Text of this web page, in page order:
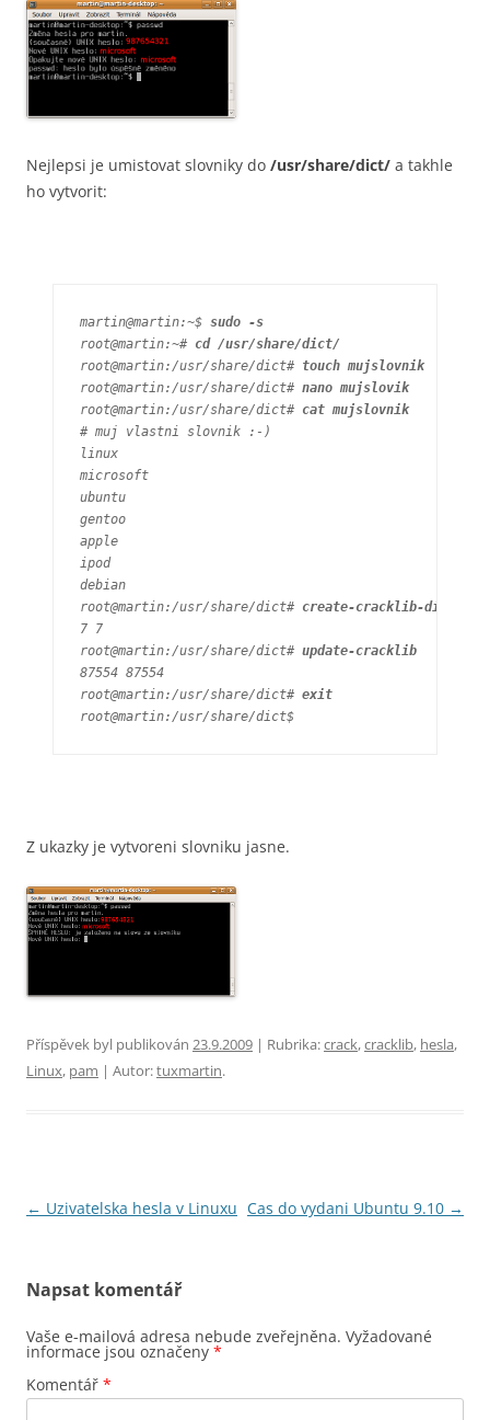
Nejlepsi je umistovat slovniky do /usr/share/dict/ a takhle
ho vytvorit:
martin@martin:~$ sudo -s
root@martin:~# cd /usr/share/dict/
root@martin:/usr/share/dict# touch mujslovnik
root@martin:/usr/share/dict# nano mujslovik
root@martin:/usr/share/dict# cat mujslovnik
# muj vlastni slovnik :-)
linux
microsoft
ubuntu
gentoo
apple
ipod
debian
root@martin:/usr/share/dict# create-cracklib-dict
7 7
root@martin:/usr/share/dict# update-cracklib
87554 87554
root@martin:/usr/share/dict# exit
root@martin:/usr/share/dict$
Z ukazky je vytvoreni slovniku jasne.
Příspěvek byl publikován 23.9.2009 | Rubrika:crack,cracklib, hesla,
Linux, pam | Autor:tuxmartin.
Navigace
← Uzivatelska hesla v Linuxu Cas do vydani Ubuntu 9.10 →
Napsat komentář
Vaše e-mailová adresa nebude zveřejněna. Vyžadované
informace jsou označeny *
Komentář *